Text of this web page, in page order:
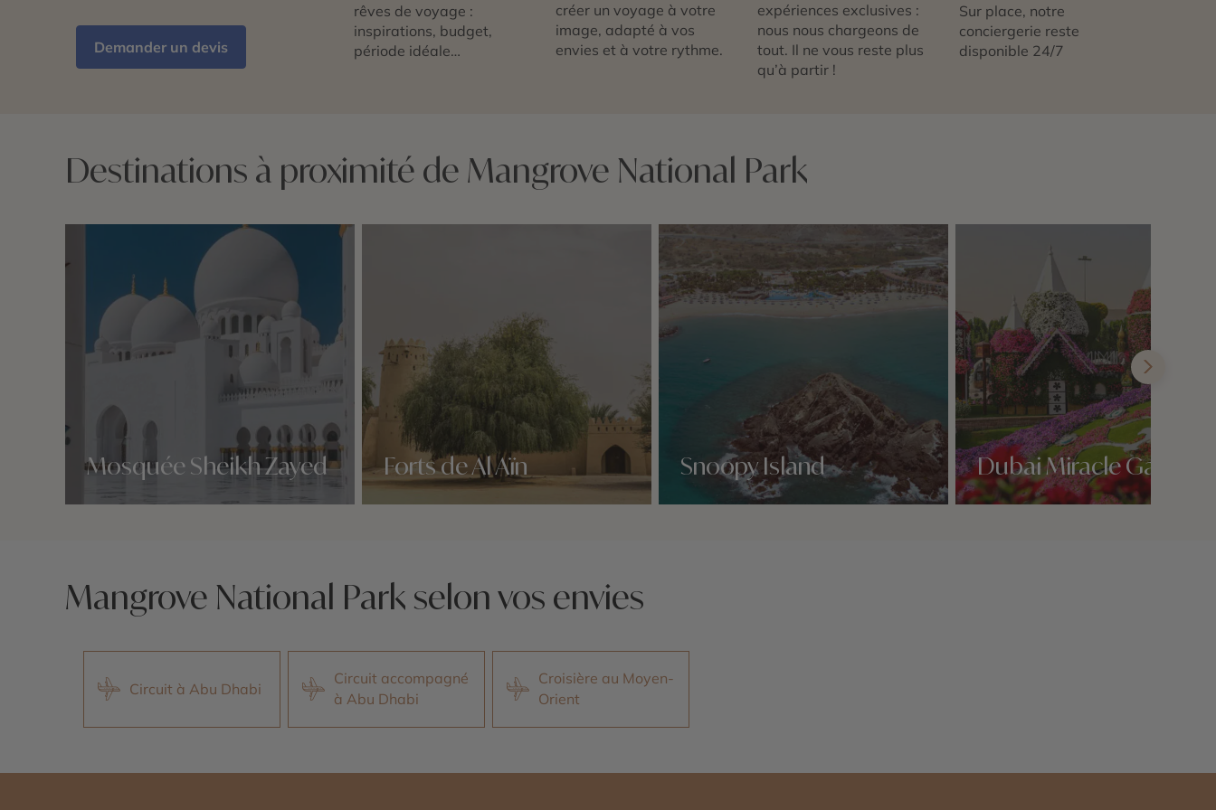
Demander un devis
rêves de voyage :
inspirations, budget,
période idéale…
créer un voyage à votre
image, adapté à vos
envies et à votre rythme.
expériences exclusives :
nous nous chargeons de
tout. Il ne vous reste plus
qu’à partir !
Sur place, notre
conciergerie reste
disponible 24/7
Destinations à proximité de Mangrove National Park
Mosquée Sheikh Zayed Forts de Al Aïn Snoopy Island Dubai Miracle Garden
Mangrove National Park selon vos envies
Circuit à Abu Dhabi
Circuit accompagné
à Abu Dhabi
Croisière au Moyen-
Orient